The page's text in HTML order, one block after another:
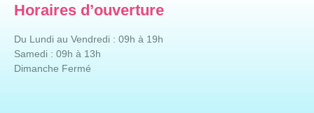
Horaires d’ouverture
Du Lundi au Vendredi : 09h à 19h
Samedi : 09h à 13h
Dimanche Fermé